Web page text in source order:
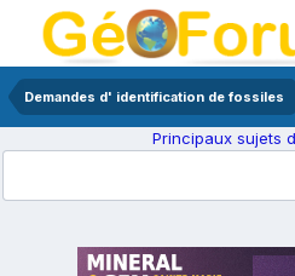
Demandes d' identification de fossiles
Principaux sujets